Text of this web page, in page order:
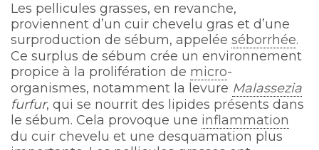
Les pellicules grasses, en revanche,
proviennent d’un cuir chevelu gras et d’une
surproduction de sébum, appelée séborrhée.
Ce surplus de sébum crée un environnement
propice à la prolifération de micro-
organismes, notamment la levure Malassezia
furfur, qui se nourrit des lipides présents dans
le sébum. Cela provoque une inflammation
du cuir chevelu et une desquamation plus